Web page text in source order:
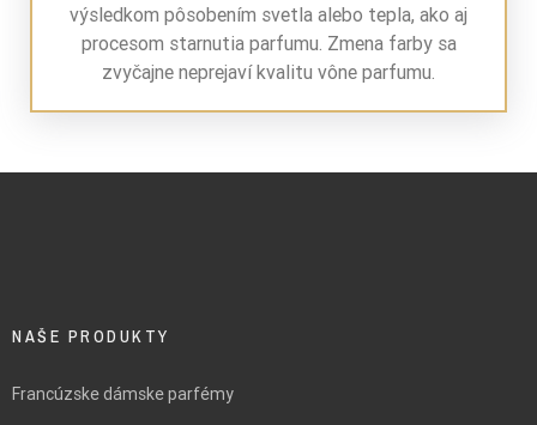
výsledkom pôsobením svetla alebo tepla, ako aj
procesom starnutia parfumu. Zmena farby sa
zvyčajne neprejaví kvalitu vône parfumu.
NAŠE PRODUKTY
Francúzske dámske parfémy